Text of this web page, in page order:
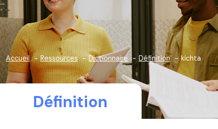
Accueil Ressources Dictionnaire Définition kichta
Définition